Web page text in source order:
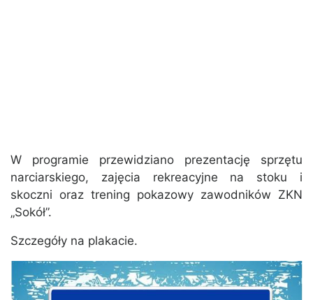
W programie przewidziano prezentację sprzętu
narciarskiego, zajęcia rekreacyjne na stoku i
skoczni oraz trening pokazowy zawodników ZKN
„Sokół”.
Szczegóły na plakacie.